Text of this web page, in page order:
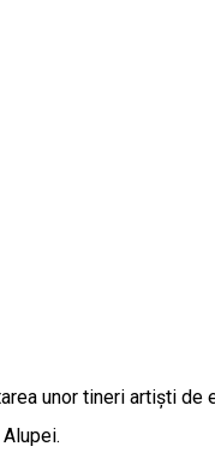
unor tineri artiști